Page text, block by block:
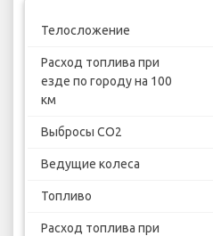
Телосложение
Расход топлива при
езде по городу на 100
км
Выбросы CO2
Ведущие колеса
Топливо
Расход топлива при